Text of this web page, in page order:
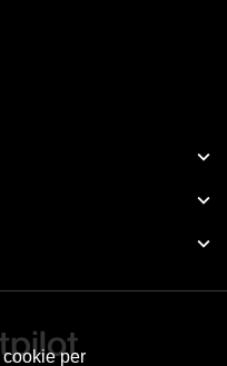
per